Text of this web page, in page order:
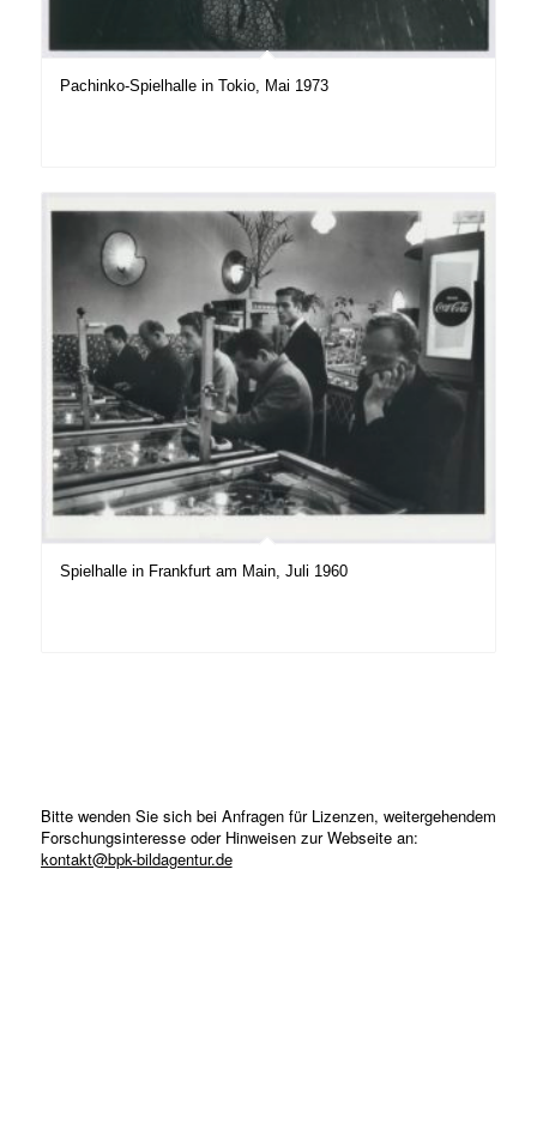
Pachinko-Spielhalle in Tokio, Mai 1973
Spielhalle in Frankfurt am Main, Juli 1960
Bitte wenden Sie sich bei Anfragen für Lizenzen, weitergehendem
Forschungsinteresse oder Hinweisen zur Webseite an:
kontakt@bpk-bildagentur.de